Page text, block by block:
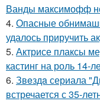
Ванды максимофф
4. Опасные
удалось приручить
5. Актрисе плаксы
кастинг на роль 14-
6. Звeздa сериала
встречается с 35-